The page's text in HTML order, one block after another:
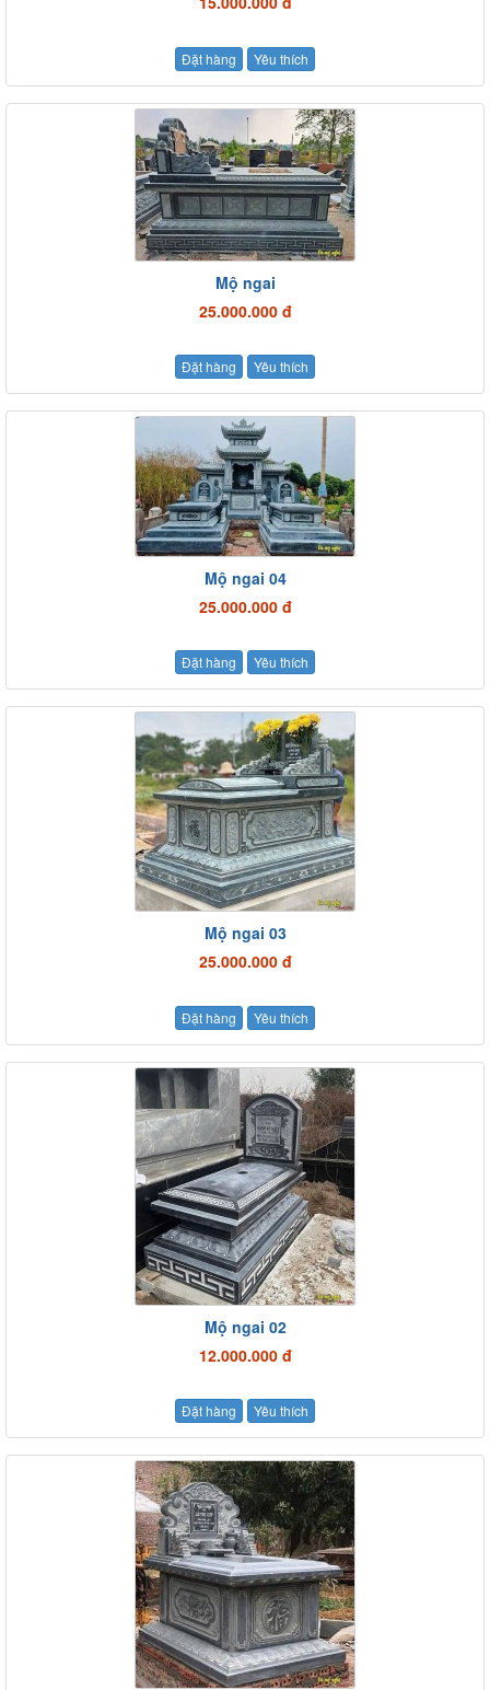
Đặt hàng Yêu thích
Mộ ngai
25.000.000 đ
Đặt hàng Yêu thích
Mộ ngai 04
25.000.000 đ
Đặt hàng Yêu thích
Mộ ngai 03
25.000.000 đ
Đặt hàng Yêu thích
Mộ ngai 02
12.000.000 đ
Đặt hàng Yêu thích